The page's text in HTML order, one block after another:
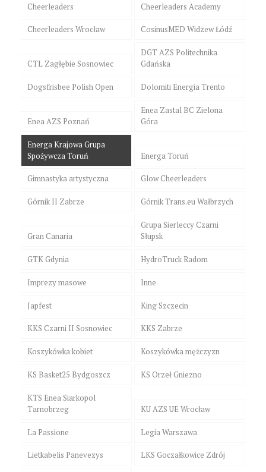
Cheerleaders Cheerleaders Academy
Cheerleaders Wrocław CosinusMED Widzew Łódź
CTL Zagłębie Sosnowiec
DGT AZS Politechnika
Gdańska
Dogsfrisbee Polish Open Dolomiti Energia Trento
Enea AZS Poznań
Enea Zastal BC Zielona
Góra
Energa Krajowa Grupa
Spożywcza Toruń
Energa Toruń
Gimnastyka artystyczna Glow Cheerleaders
Górnik II Zabrze Górnik Trans.eu Wałbrzych
Gran Canaria
Grupa Sierleccy Czarni
Słupsk
GTK Gdynia HydroTruck Radom
Imprezy masowe Inne
Japfest King Szczecin
KKS Czarni II Sosnowiec KKS Zabrze
Koszykówka kobiet Koszykówka mężczyzn
KS Basket25 Bydgoszcz KS Orzeł Gniezno
KTS Enea Siarkopol
Tarnobrzeg
KU AZS UE Wrocław
La Passione Legia Warszawa
Lietkabelis Panevezys LKS Goczałkowice Zdrój